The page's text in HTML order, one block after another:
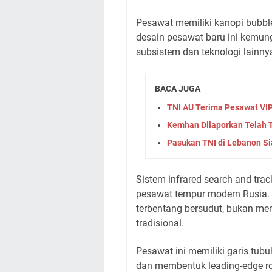
Pesawat memiliki kanopi
desain pesawat baru ini
subsistem dan teknologi
BACA JUGA
TNI AU Terima Pesawat
Kemhan Dilaporkan Telah
Pasukan TNI di Lebanon
Sistem infrared search and
pesawat tempur modern
terbentang bersudut, bukan
tradisional.
Pesawat ini memiliki garis
dan membentuk leading-edge